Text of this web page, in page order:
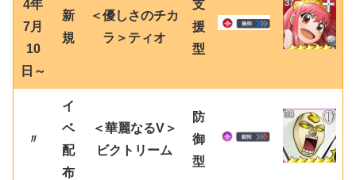
4年
7月
10
日～
新
規
＜優しさのチカ
ラ＞ティオ
支
援
型
〃
イ
ベ
配
布
＜華麗なるV＞
ビクトリーム
防
御
型